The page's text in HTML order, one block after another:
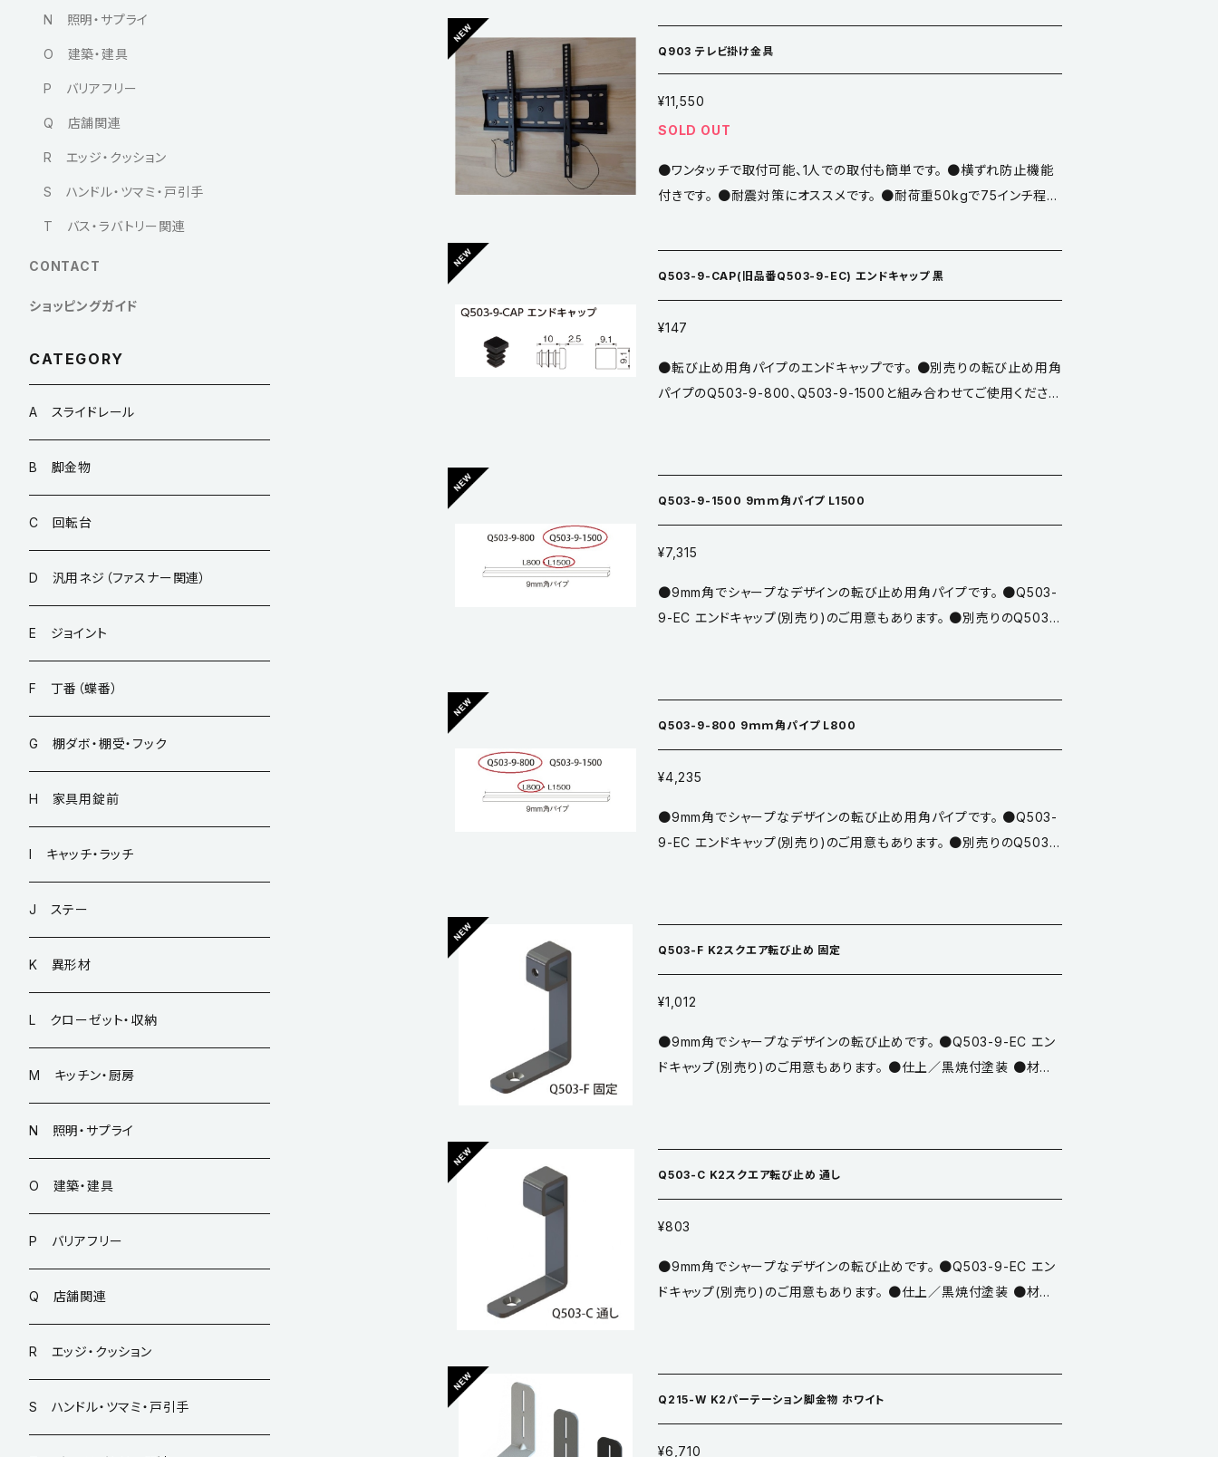
適切な位置に取付けてください。 ②お気に入りのレコードジャケットを
横から差し込んで飾ってください。 こちらは2ヶ・1組単位の商品です。
（レコード１枚分が飾れます。） レコードジャケット ディスプレイラック
Q903 テレビ掛け金具
¥11,550
SOLD OUT
●ワンタッチで取付可能、1人での取付も簡単です。 ●横ずれ防止機能
付きです。 ●耐震対策にオススメです。 ●耐荷重50kgで75インチ程度
●仕上／黒焼付塗装 ●耐荷重／50kg ●対応モニターサイズ：VES
A、耐荷重に準ずる（32～75インチ程） ●VESA規格対応：横75～400
縦：100～400 ●傾きを調整する機構はありません。 ●脱着ヒモ端
各4本 スペーサー高さ 5mm 8個 高さ 15mm 8個 M6ワッシャ
ー M4～M8兼用ワッシャープレート4枚 水平器1ヶ ●上代／10,50
トネジで固定する。 ③テレビを取り付けたテレビ側金具を上部にひっ
かけ、下部を押してワンタッチで固定する。 ④脱着ヒモを正面から見え
ないように、端部を金具部分につける。 ※テレビを取り外すときは、脱
着ヒモを引くとロック金具が解除状態になるのでテレビ全体を持ち上
Q503-9-CAP(旧品番Q503-9-EC) エンドキャップ 黒
¥147
●転び止め用角パイプのエンドキャップです。 ●別売りの転び止め用角
パイプのQ503-9-800、Q503-9-1500と組み合わせてご使用くださ
utube.com/watch?v=bPvIgU1ICcs
Q503-9-1500 9ｍｍ角パイプ L1500
¥7,315
●9mm角でシャープなデザインの転び止め用角パイプです。 ●Q503-
9-EC エンドキャップ(別売り)のご用意もあります。 ●別売りのQ503-
す。 【Q503 K2スクエア転び止め - YouTube】 https://www.youtub
Q503-9-800 9ｍｍ角パイプ L800
¥4,235
●9mm角でシャープなデザインの転び止め用角パイプです。 ●Q503-
9-EC エンドキャップ(別売り)のご用意もあります。 ●別売りのQ503-
す。 【Q503 K2スクエア転び止め - YouTube】 https://www.youtub
Q503-F K2スクエア転び止め 固定
¥1,012
●9mm角でシャープなデザインの転び止めです。 ●Q503-9-EC エン
ドキャップ(別売り)のご用意もあります。 ●仕上／黒焼付塗装 ●材質
して固定用止めネジを締め、角パイプを固定します。 ※六角レンチ(D9
Q503-C K2スクエア転び止め 通し
¥803
●9mm角でシャープなデザインの転び止めです。 ●Q503-9-EC エン
ドキャップ(別売り)のご用意もあります。 ●仕上／黒焼付塗装 ●材質
Q215-W K2パーテーション脚金物 ホワイト
¥6,710
N 照明・サプライ
O 建築・建具
P バリアフリー
Q 店舗関連
R エッジ・クッション
S ハンドル・ツマミ・戸引手
T バス・ラバトリー関連
CONTACT
ショッピングガイド
CATEGORY
A スライドレール
B 脚金物
C 回転台
D 汎用ネジ（ファスナー関連）
E ジョイント
F 丁番（蝶番）
G 棚ダボ・棚受・フック
H 家具用錠前
I キャッチ・ラッチ
J ステー
K 異形材
L クローゼット・収納
M キッチン・厨房
N 照明・サプライ
O 建築・建具
P バリアフリー
Q 店舗関連
R エッジ・クッション
S ハンドル・ツマミ・戸引手